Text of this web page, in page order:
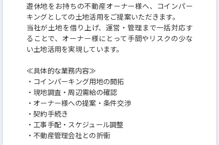
遊休地をお持ちの不動産オーナー様へ、コインパー
キングとしての土地活用をご提案いただきます。
当社が土地を借り上げ、運営・管理まで一括対応す
ることで、オーナー様にとって手間やリスクの少な
い土地活用を実現しています。
≪具体的な業務内容≫
・コインパーキング用地の開拓
・現地調査・周辺需給の確認
・オーナー様への提案・条件交渉
・契約手続き
・工事手配・スケジュール調整
・不動産管理会社との折衝